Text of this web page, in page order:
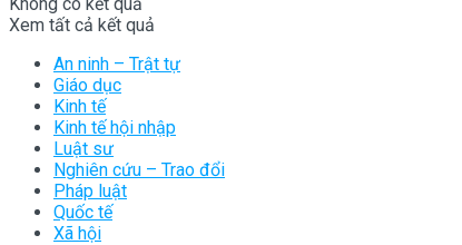
Xem tất cả kết quả
An ninh – Trật tự
Giáo dục
Kinh tế
Kinh tế hội nhập
Luật sư
Nghiên cứu – Trao đổi
Pháp luật
Quốc tế
Xã hội